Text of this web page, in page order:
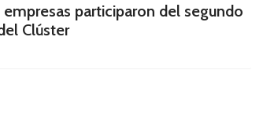
participaron del segundo
Clúster